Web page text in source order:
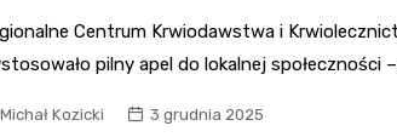
Centrum Krwiodawstwa i
pilny apel do lokalnej społeczności
Michał Kozicki 3 grudnia 2025